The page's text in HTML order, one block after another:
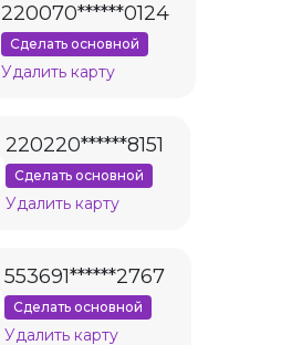
220070******0124
Сделать основной
Удалить карту
220220******8151
Сделать основной
Удалить карту
553691******2767
Сделать основной
Удалить карту